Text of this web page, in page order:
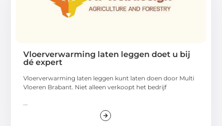
Vloerverwarming laten leggen doet u bij
dé expert
Vloerverwarming laten leggen kunt laten doen door Multi
Vloeren Brabant. Niet alleen verkoopt het bedrijf